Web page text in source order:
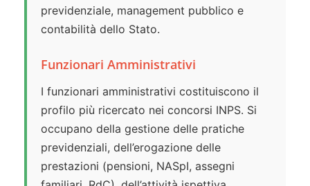
previdenziale, management pubblico e
contabilità dello Stato.
Funzionari Amministrativi
I funzionari amministrativi costituiscono il
profilo più ricercato nei concorsi INPS. Si
occupano della gestione delle pratiche
previdenziali, dell’erogazione delle
prestazioni (pensioni, NASpI, assegni